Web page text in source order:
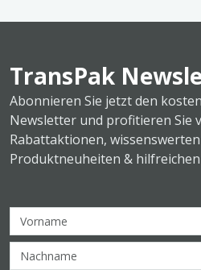
TransPak
Abonnieren Sie jetzt den
Newsletter und profitieren Sie
Rabattaktionen,
Produktneuheiten &